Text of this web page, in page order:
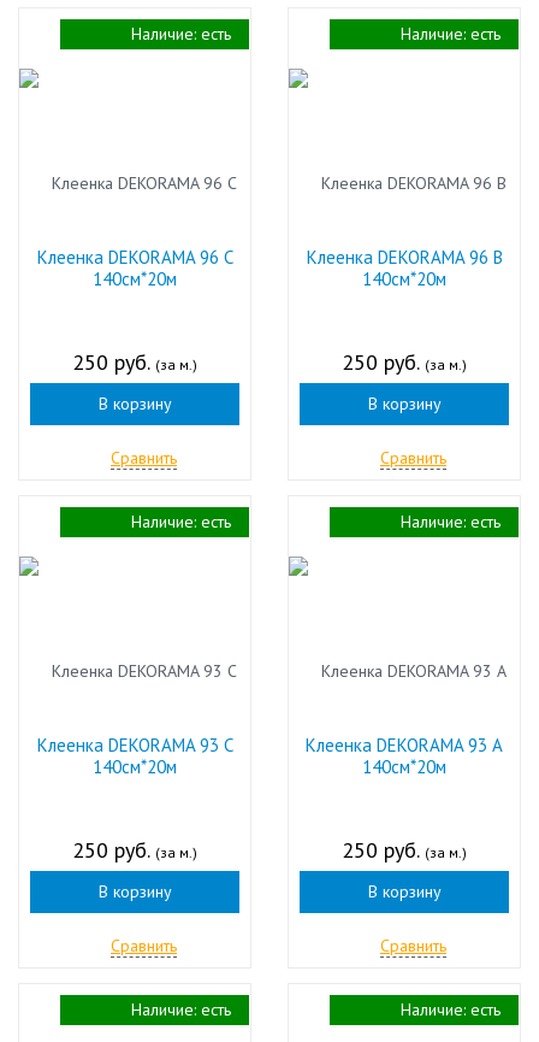
Клеенка DEKORAMA 96 С
140см*20м
250 руб. (за м.)
В корзину
Сравнить
Наличие: есть
Клеенка DEKORAMA 96 В
140см*20м
250 руб. (за м.)
В корзину
Сравнить
Наличие: есть
Клеенка DEKORAMA 93 С
140см*20м
250 руб. (за м.)
В корзину
Сравнить
Наличие: есть
Клеенка DEKORAMA 93 А
140см*20м
250 руб. (за м.)
В корзину
Сравнить
Наличие: есть
Наличие: есть Наличие: есть